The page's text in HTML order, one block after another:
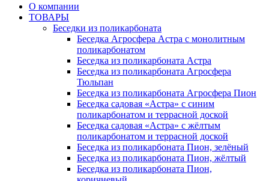
О компании
ТОВАРЫ
Беседки из поликарбоната
Беседка Агросфера Астра с монолитным
поликарбонатом
Беседка из поликарбоната Астра
Беседка из поликарбоната Агросфера
Тюльпан
Беседка из поликарбоната Агросфера Пион
Беседка садовая «Астра» с синим
поликарбонатом и террасной доской
Беседка садовая «Астра» с жёлтым
поликарбонатом и террасной доской
Беседка из поликарбоната Пион, зелёный
Беседка из поликарбоната Пион, жёлтый
Беседка из поликарбоната Пион,